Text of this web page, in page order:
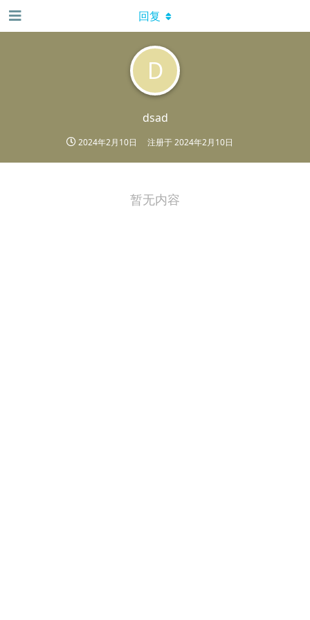
D
dsad
2024年2月10日 注册于2024年2月10日
回复
暂无内容